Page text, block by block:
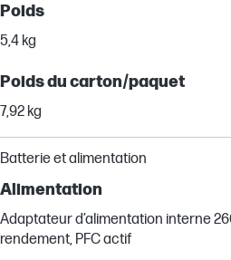
Poids
5,4 kg
Poids du carton/paquet
7,92 kg
Batterie et alimentation
Alimentation
Adaptateur d’alimentation interne
rendement, PFC actif